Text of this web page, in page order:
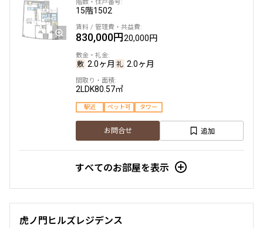
15階1502
830,000円20,000円
2.0ヶ月 2.0ヶ月
2LDK80.57㎡
駅近 ペット可 タワー
お問合せ 追加
すべてのお部屋を表示
虎ノ門ヒルズレジデンス